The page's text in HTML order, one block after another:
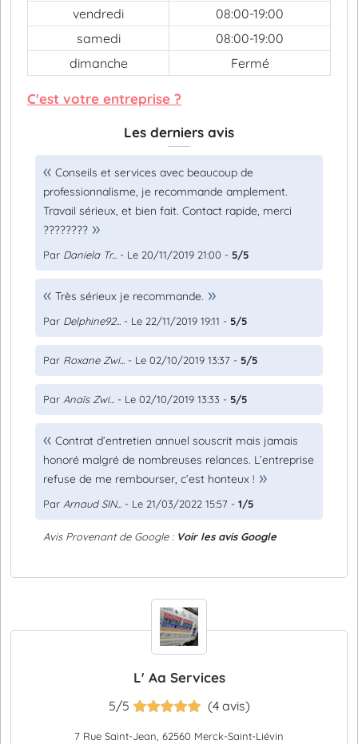
vendredi
08:00-19:00
samedi
08:00-19:00
dimanche
Fermé
C'est votre entreprise ?
Les derniers avis
Conseils et services avec beaucoup de
professionnalisme, je recommande amplement.
Travail sérieux, et bien fait. Contact rapide, merci
????????
Par Daniela Tr... - Le 20/11/2019 21:00 - 5/5
Très sérieux je recommande.
Par Delphine92... - Le 22/11/2019 19:11 - 5/5
Par Roxane Zwi... - Le 02/10/2019 13:37 - 5/5
Par Anaïs Zwi... - Le 02/10/2019 13:33 - 5/5
Contrat d’entretien annuel souscrit mais jamais
honoré malgré de nombreuses relances. L’entreprise
refuse de me rembourser, c’est honteux !
Par Arnaud SIN... - Le 21/03/2022 15:57 - 1/5
Avis Provenant de Google : Voir les avis Google
L' Aa Services
5/5 (4 avis)
7 Rue Saint-Jean, 62560 Merck-Saint-Liévin